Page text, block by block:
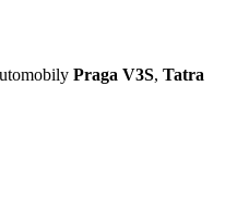
Praga V3S, Tatra